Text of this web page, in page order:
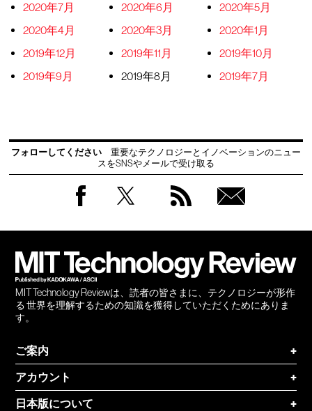
2020年7月
2020年6月
2020年5月
2020年4月
2020年3月
2020年1月
2019年12月
2019年11月
2019年10月
2019年9月
2019年8月 2019年7月
フォローしてください
重要なテクノロジーとイノベーションのニュー
スをSNSやメールで受け取る
MIT Technology Reviewは、読者の皆さまに、テクノロジーが形作
る 世界を理解するための知識を獲得していただくためにありま
す。
ご案内
+
アカウント
+
日本版について
+